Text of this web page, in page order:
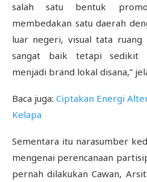
salah satu bentuk
membedakan satu daerah
luar negeri, visual tata
sangat baik tetapi sedikit
menjadi brand lokal disana,”
Baca juga: Ciptakan Energi
Kelapa
Sementara itu narasumber
mengenai perencanaan
pernah dilakukan Cawan,